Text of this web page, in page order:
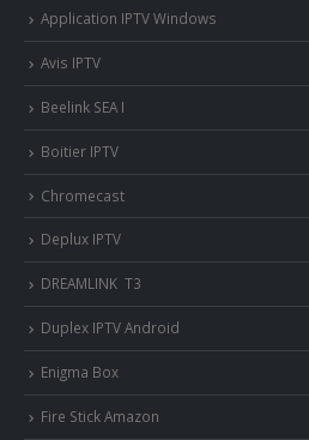
Application IPTV Windows
Avis IPTV
Beelink SEA I
Boitier IPTV
Chromecast
Deplux IPTV
DREAMLINK T3
Duplex IPTV Android
Enigma Box
Fire Stick Amazon